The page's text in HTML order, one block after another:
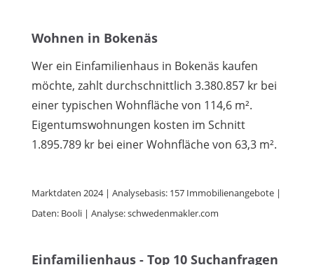
Wohnen in Bokenäs
Wer ein Einfamilienhaus in Bokenäs kaufen
möchte, zahlt durchschnittlich 3.380.857 kr bei
einer typischen Wohnfläche von 114,6 m².
Eigentumswohnungen kosten im Schnitt
1.895.789 kr bei einer Wohnfläche von 63,3 m².
Marktdaten 2024 | Analysebasis: 157 Immobilienangebote |
Daten: Booli | Analyse: schwedenmakler.com
Einfamilienhaus - Top 10 Suchanfragen